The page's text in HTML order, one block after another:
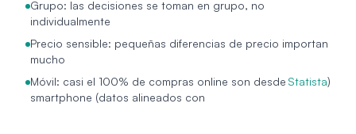
Grupo: las decisiones se toman en grupo, no
individualmente
Precio sensible: pequeñas diferencias de precio importan
mucho
Móvil: casi el 100% de compras online son desde
smartphone (datos alineados con
Statista)